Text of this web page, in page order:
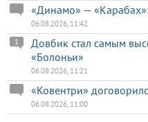
«Динамо» —
06.08.2026, 11:42
Довбик стал самым
«Болоньи»
1
06.08.2026, 11:21
«Ковентри»
06.08.2026, 11:00